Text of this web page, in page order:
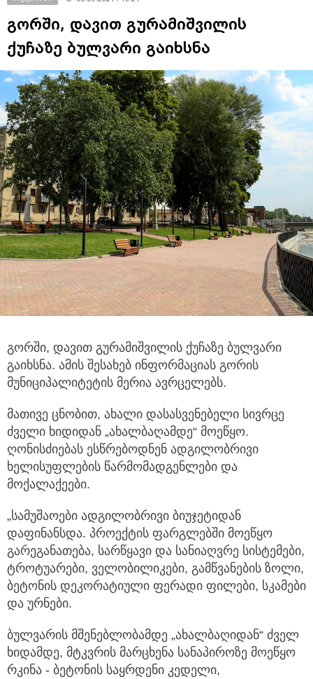
გორში, დავით გურამიშვილის
ქუჩაზე ბულვარი გაიხსნა
გორში, დავით გურამიშვილის ქუჩაზე ბულვარი
გაიხსნა. ამის შესახებ ინფორმაციას გორის
მუნიციპალიტეტის მერია ავრცელებს.
მათივე ცნობით, ახალი დასასვენებელი სივრცე
ძველი ხიდიდან „ახალბაღამდე“ მოეწყო.
ღონისძიებას ესწრებოდნენ ადგილობრივი
ხელისუფლების წარმომადგენლები და
მოქალაქეები.
„სამუშაოები ადგილობრივი ბიუჯეტიდან
დაფინანსდა. პროექტის ფარგლებში მოეწყო
გარეგანათება, სარწყავი და სანიაღვრე სისტემები,
ტროტუარები, ველობილიკები, გამწვანების ზოლი,
ბეტონის დეკორატიული ფერადი ფილები, სკამები
და ურნები.
ბულვარის მშენებლობამდე „ახალბაღიდან“ ძველ
ხიდამდე, მტკვრის მარცხენა სანაპიროზე მოეწყო
რკინა - ბეტონის საყრდენი კედელი,